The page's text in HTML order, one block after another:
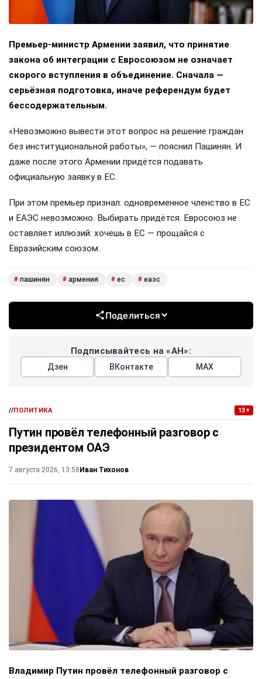
Премьер-министр Армении заявил, что принятие
закона об интеграции с Евросоюзом не означает
скорого вступления в объединение. Сначала —
серьёзная подготовка, иначе референдум будет
бессодержательным.
«Невозможно вывести этот вопрос на решение граждан
без институциональной работы», — пояснил Пашинян. И
даже после этого Армении придётся подавать
официальную заявку в ЕС.
При этом премьер признал: одновременное членство в ЕС
и ЕАЭС невозможно. Выбирать придётся. Евросоюз не
оставляет иллюзий: хочешь в ЕС — прощайся с
Евразийским союзом.
# пашинян # армения # ес # еаэс
Поделиться
Подписывайтесь на «АН»:
Дзен ВКонтакте МАХ
//ПОЛИТИКА 13+
Путин провёл телефонный разговор с
президентом ОАЭ
7 августа 2026, 13:58Иван Тихонов
Владимир Путин провёл телефонный разговор с